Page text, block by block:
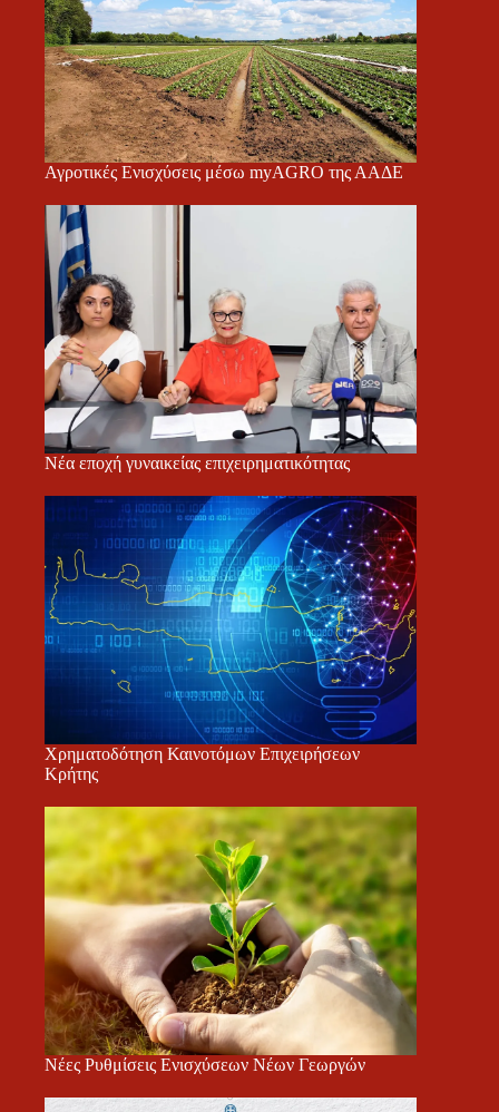
Αγροτικές Ενισχύσεις μέσω myAGRO της ΑΑΔΕ
Νέα εποχή γυναικείας επιχειρηματικότητας
Χρηματοδότηση Καινοτόμων Επιχειρήσεων
Κρήτης
Νέες Ρυθμίσεις Ενισχύσεων Νέων Γεωργών